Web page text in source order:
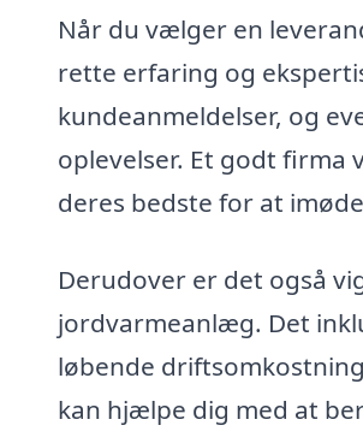
Når du vælger en
rette erfaring og
kundeanmeldelser, og
oplevelser. Et godt
deres bedste for at
Derudover er det også
jordvarmeanlæg. Det
løbende
kan hjælpe dig med at